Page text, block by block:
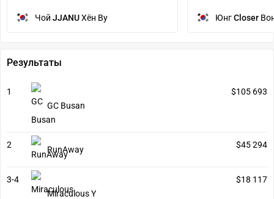
Чой JJANUХён Ву ЮнгCloser
Результаты
1
GC Busan
$105 693
2 RunAway $45 294
3-4
Miraculous Y
$18 117